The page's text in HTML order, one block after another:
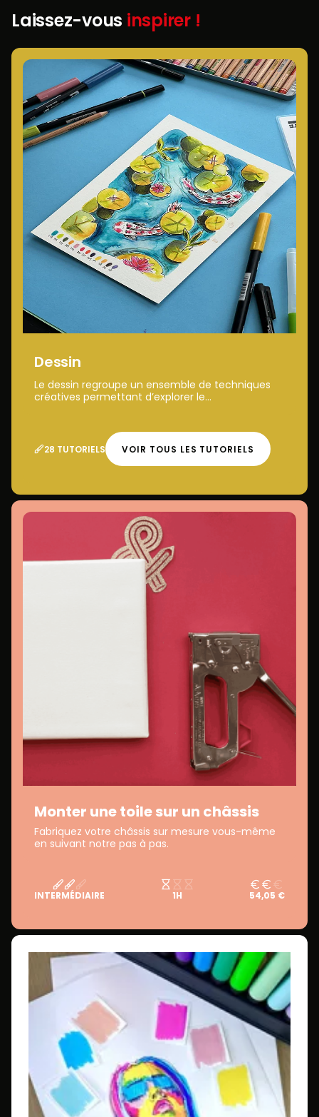
Laissez-vous inspirer !
Dessin
Le dessin regroupe un ensemble de techniques
créatives permettant d’explorer le...
28 TUTORIELS VOIR TOUS LES TUTORIELS
Monter une toile sur un châssis
Fabriquez votre châssis sur mesure vous-même
en suivant notre pas à pas.
INTERMÉDIAIRE 1H 54,05 €